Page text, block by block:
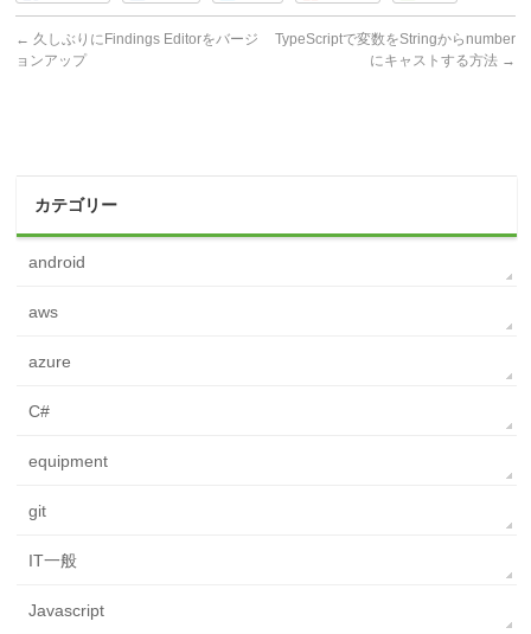
← 久しぶりにFindings Editorをバージ
ョンアップ
TypeScriptで変数をStringからnumber
にキャストする方法 →
カテゴリー
android
aws
azure
C#
equipment
git
IT一般
Javascript